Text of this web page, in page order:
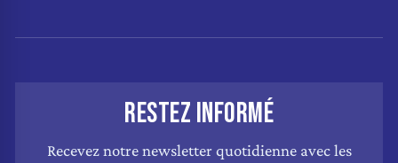
RESTEZ INFORMÉ
Recevez notre newsletter quotidienne avec les